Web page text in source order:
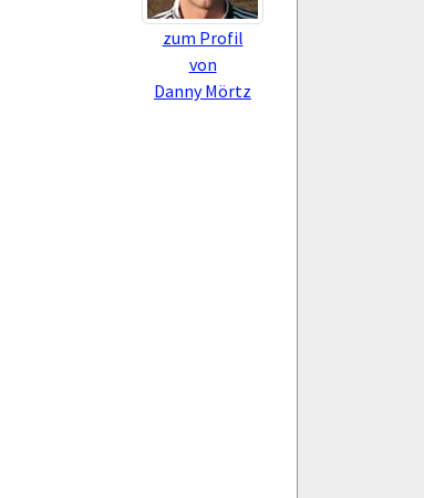
zum Profil
von
Danny Mörtz